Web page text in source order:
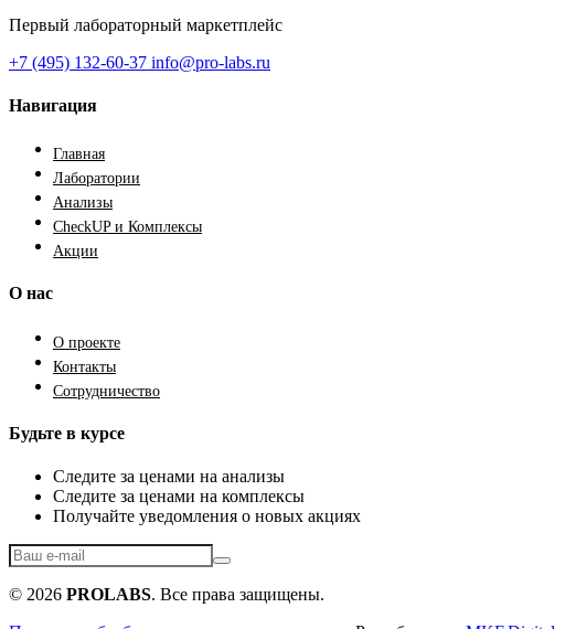
Первый лабораторный маркетплейс
+7 (495) 132-60-37 info@pro-labs.ru
Навигация
Главная
Лаборатории
Анализы
CheckUP и Комплексы
Акции
О нас
О проекте
Контакты
Сотрудничество
Будьте в курсе
Следите за ценами на анализы
Следите за ценами на комплексы
Получайте уведомления о новых акциях
© 2026 PROLABS. Все права защищены.